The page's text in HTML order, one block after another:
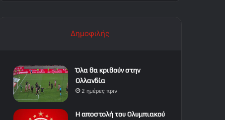
Δημοφιλής
Όλα θα κριθούν στην
Ολλανδία
2 ημέρες πριν
Η αποστολή του Ολυμπιακού